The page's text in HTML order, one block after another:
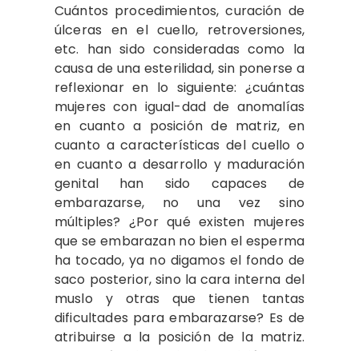
Cuántos procedimientos, curación de
úlceras en el cuello, retroversiones,
etc. han sido consideradas como la
causa de una esterilidad, sin ponerse a
reflexionar en lo siguiente: ¿cuántas
mujeres con igual-dad de anomalías
en cuanto a posición de matriz, en
cuanto a características del cuello o
en cuanto a desarrollo y maduración
genital han sido capaces de
embarazarse, no una vez sino
múltiples? ¿Por qué existen mujeres
que se embarazan no bien el esperma
ha tocado, ya no digamos el fondo de
saco posterior, sino la cara interna del
muslo y otras que tienen tantas
dificultades para embarazarse? Es de
atribuirse a la posición de la matriz.